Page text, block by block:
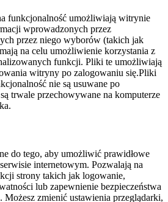
funkcjonalność umożliwiają witrynie
wprowadzonych przez
przez niego wyborów (takich jak
na celu umożliwienie korzystania z
funkcji. Pliki te umożliwiają
witryny po zalogowaniu się.Pliki
nie są usuwane po
trwale przechowywane na komputerze
do tego, aby umożliwić prawidłowe
internetowym. Pozwalają na
strony takich jak logowanie,
lub zapewnienie bezpieczeństwa
Możesz zmienić ustawienia przeglądarki,